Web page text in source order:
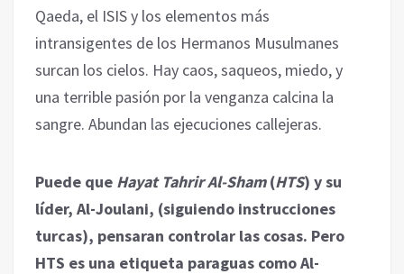
Qaeda, el ISIS y los elementos más
intransigentes de los Hermanos Musulmanes
surcan los cielos. Hay caos, saqueos, miedo, y
una terrible pasión por la venganza calcina la
sangre. Abundan las ejecuciones callejeras.
Puede que Hayat Tahrir Al-Sham(HTS) y su
líder, Al-Joulani, (siguiendo instrucciones
turcas), pensaran controlar las cosas. Pero
HTS es una etiqueta paraguas como Al-